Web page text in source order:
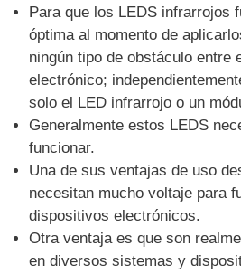
Para que los LEDS infrarrojos
óptima al momento de
ningún tipo de obstáculo entre
electrónico;
solo el LED infrarrojo o un
Generalmente estos LEDS
funcionar.
Una de sus ventajas de uso
necesitan mucho voltaje para
dispositivos electrónicos.
Otra ventaja es que son
en diversos sistemas y